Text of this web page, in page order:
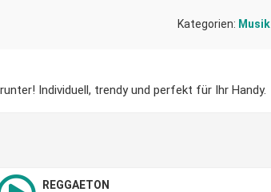
Kategorien: Musik
Individuell, trendy und perfekt für Ihr Handy.
REGGAETON